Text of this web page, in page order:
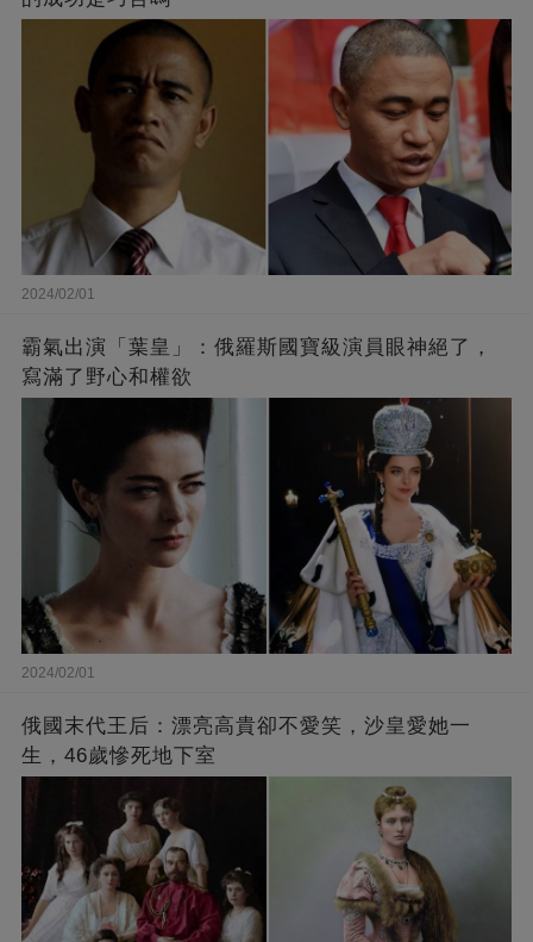
2024/02/01
霸氣出演「葉皇」：俄羅斯國寶級演員眼神絕了，
寫滿了野心和權欲
2024/02/01
俄國末代王后：漂亮高貴卻不愛笑，沙皇愛她一
生，46歲慘死地下室